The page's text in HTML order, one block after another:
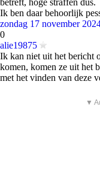
betreft, hoge straffen dus.
Ik ben daar behoorlijk
zondag 17 november
0
alie19875
Ik kan niet uit het bericht
komen, komen ze uit het
met het vinden van deze
▼